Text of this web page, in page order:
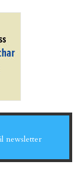
newsletter